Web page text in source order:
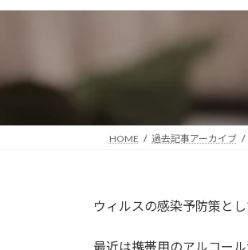
HOME 過去記事アーカイブ
ウィルスの感染予防策と
最近は携帯用のアルコー